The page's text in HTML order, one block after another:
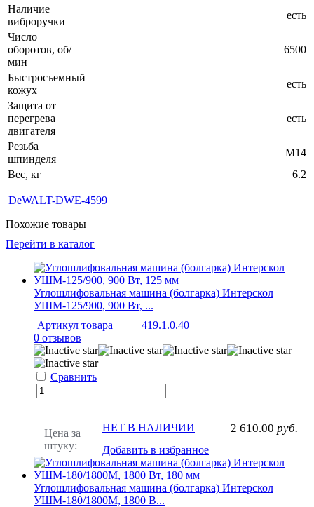
Наличие
виброручки
есть
Число
оборотов, об/
мин
6500
Быстросъемный
кожух
есть
Защита от
перегрева
двигателя
есть
Резьба
шпинделя
М14
Вес, кг
6.2
DeWALT-DWE-4599
Похожие товары
Перейти в каталог
Углошлифовальная машина (болгарка) Интерскол
УШМ-125/900, 900 Вт, ...
Артикул товара
419.1.0.40
0 отзывов
Сравнить
Цена за
штуку:
2 610.00 руб.
НЕТ В НАЛИЧИИ
Добавить в избранное
Углошлифовальная машина (болгарка) Интерскол
УШМ-180/1800М, 1800 В...